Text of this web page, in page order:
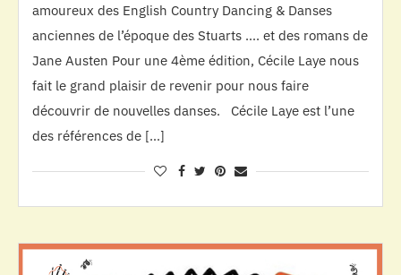
amoureux des English Country Dancing & Danses
anciennes de l’époque des Stuarts …. et des romans de
Jane Austen Pour une 4ème édition, Cécile Laye nous
fait le grand plaisir de revenir pour nous faire
découvrir de nouvelles danses. Cécile Laye est l’une
des références de […]